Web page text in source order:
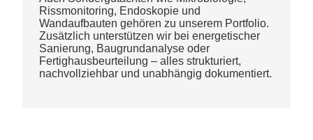
Rissmonitoring, Endoskopie und
Wandaufbauten gehören zu unserem Portfolio.
Zusätzlich unterstützen wir bei energetischer
Sanierung, Baugrundanalyse oder
Fertighausbeurteilung – alles strukturiert,
nachvollziehbar und unabhängig dokumentiert.